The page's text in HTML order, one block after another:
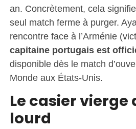
an. Concrètement, cela signifie
seul match ferme à purger.
rencontre face à l’Arménie
capitaine portugais est
disponible dès le match
Monde aux États-Unis.
Le casier vierge
lourd